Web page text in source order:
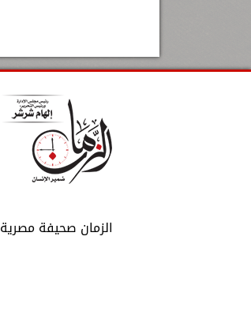
الزمان صحيفة مصرية